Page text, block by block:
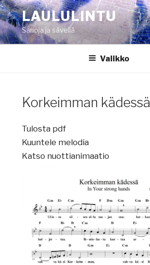
Siirry
sisältöönLAULULINTU
Sanoja ja säveliä
Valikko
Korkeimman kädessä
Tulosta pdf
Kuuntele melodia
Katso nuottianimaatio